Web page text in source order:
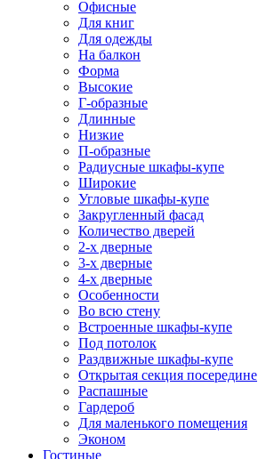
Офисные
Для книг
Для одежды
На балкон
Форма
Высокие
Г-образные
Длинные
Низкие
П-образные
Радиусные шкафы-купе
Широкие
Угловые шкафы-купе
Закругленный фасад
Количество дверей
2-х дверные
3-х дверные
4-х дверные
Особенности
Во всю стену
Встроенные шкафы-купе
Под потолок
Раздвижные шкафы-купе
Открытая секция посередине
Распашные
Гардероб
Для маленького помещения
Эконом
Гостиные